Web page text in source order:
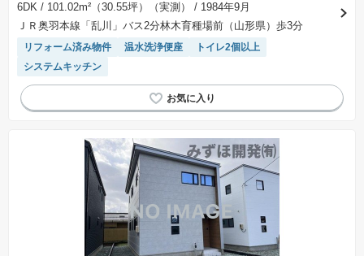
6DK / 101.02m²（30.55坪）（実測）
/ 1984年9月
ＪＲ奥羽本線「乱川」バス2分林木育種場前（山形県）歩3分
リフォーム済み物件 温水洗浄便座
トイレ2個以上
システムキッチン